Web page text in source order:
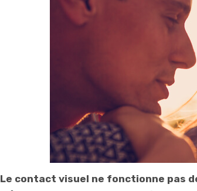
Le contact visuel ne fonctionne pas